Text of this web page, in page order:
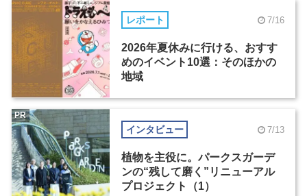
レポート 7/16
2026年夏休みに行ける、おすす
めのイベント10選：そのほかの
地域
インタビュー 7/13
植物を主役に。パークスガーデ
ンの“残して磨く”リニューアル
プロジェクト（1）
PR